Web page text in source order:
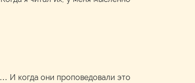
И когда они проповедовали это